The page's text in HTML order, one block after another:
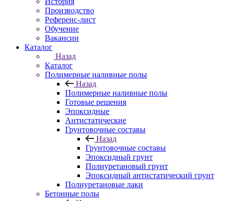
Производство
Референс-лист
Обучение
Вакансии
Каталог
Назад
Каталог
Полимерные наливные полы
Назад
Полимерные наливные полы
Готовые решения
Эпоксидные
Антистатические
Грунтовочные составы
Назад
Грунтовочные составы
Эпоксидный грунт
Полиуретановый грунт
Эпоксидный антистатический грунт
Полиуретановые лаки
Бетонные полы